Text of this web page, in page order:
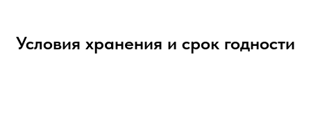
Условия хранения и срок годности